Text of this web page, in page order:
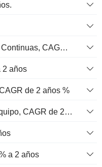
Ganancias de Operaciones Continuas, CAGR % en 2 años
2 años
de 2 años %
Propiedad Neta, Planta y Equipo, CAGR de 2 años %
a 2 años